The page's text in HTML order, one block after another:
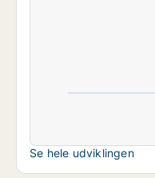
Se hele udviklingen